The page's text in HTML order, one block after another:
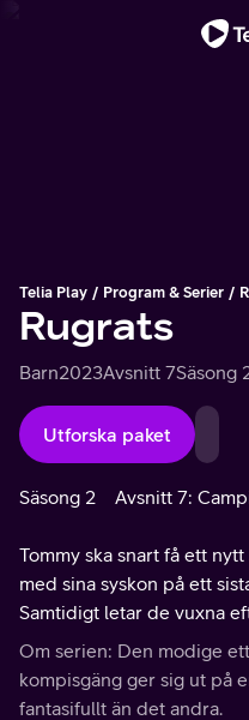
Telia Play Program & Serier
Rugrats
Barn2023Avsnitt 7Säsong
Utforska paket
Säsong 2 Avsnitt 7:
Tommy ska snart få ett
med sina syskon på ett
Samtidigt letar de vuxna
med Bob Brine.
Om serien: Den modige
kompisgäng ger sig ut på
fantasifullt än det andra.